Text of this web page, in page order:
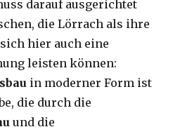
darauf ausgerichtet
die Lörrach als ihre
hier auch eine
leisten können:
in moderner Form ist
die durch die
und die